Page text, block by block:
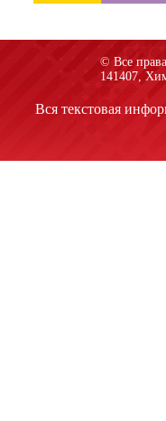
© Все
141407,
Вся текстовая